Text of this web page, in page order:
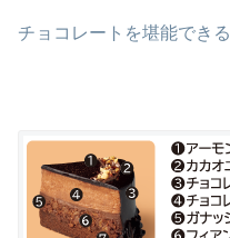
チョコレートを堪能でき